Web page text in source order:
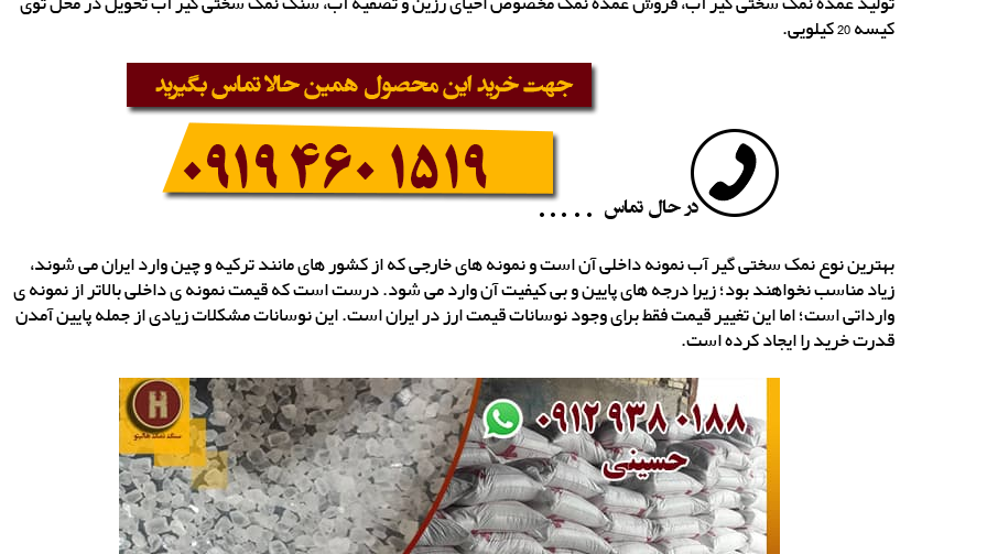
کیسه 20 کیلویی.
بهترین نوع نمک سختی گیر آب نمونه داخلی آن است و نمونه های خارجی که از کشور های مانند ترکیه و چین وارد ایران می شوند،
زیاد مناسب نخواهند بود؛ زیرا درجه های پایین و بی کیفیت آن وارد می شود. درست است که قیمت نمونه ی داخلی بالاتر از نمونه ی
وارداتی است؛ اما این تغییر قیمت فقط برای وجود نوسانات قیمت ارز در ایران است. این نوسانات مشکلات زیادی از جمله پایین آمدن
قدرت خرید را ایجاد کرده است.